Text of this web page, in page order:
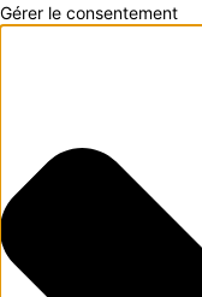
Gérer le consentement